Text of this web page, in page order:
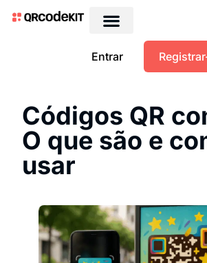
Entrar
Códigos QR
O que são e
usar